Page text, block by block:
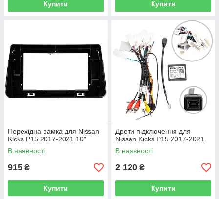
Купити Купити
Перехідна рамка для Nissan
Kicks P15 2017-2021 10"
В наявності
915 ₴
Купити
Дроти підключення для
Nissan Kicks P15 2017-2021
В наявності
2 120 ₴
Купити